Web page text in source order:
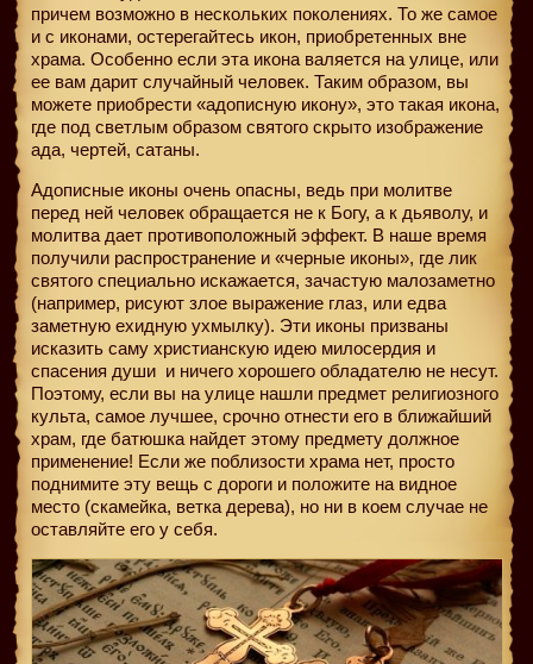
причем возможно в нескольких поколениях. То же самое
и с иконами, остерегайтесь икон, приобретенных вне
храма. Особенно если эта икона валяется на улице, или
ее вам дарит случайный человек. Таким образом, вы
можете приобрести «адописную икону», это такая икона,
где под светлым образом святого скрыто изображение
ада, чертей, сатаны.
Адописные иконы очень опасны, ведь при молитве
перед ней человек обращается не к Богу, а к дьяволу, и
молитва дает противоположный эффект. В наше время
получили распространение и «черные иконы», где лик
святого специально искажается, зачастую малозаметно
(например, рисуют злое выражение глаз, или едва
заметную ехидную ухмылку). Эти иконы призваны
исказить саму христианскую идею милосердия и
спасения души и ничего хорошего обладателю не несут.
Поэтому, если вы на улице нашли предмет религиозного
культа, самое лучшее, срочно отнести его в ближайший
храм, где батюшка найдет этому предмету должное
применение! Если же поблизости храма нет, просто
поднимите эту вещь с дороги и положите на видное
место (скамейка, ветка дерева), но ни в коем случае не
оставляйте его у себя.